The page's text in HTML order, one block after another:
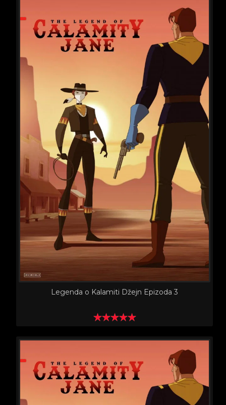
Legenda o Kalamiti Džejn Epizoda 3